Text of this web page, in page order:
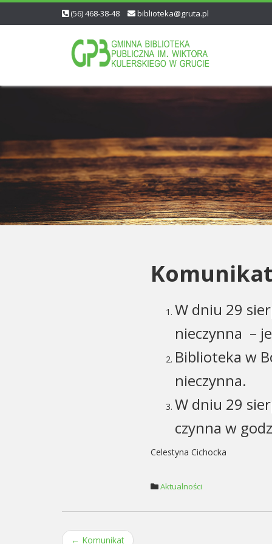
(56) 468-38-48 biblioteka@gruta.pl
Komunikat
W dniu 29
nieczynna –
Biblioteka w
nieczynna.
W dniu 29
czynna w
Celestyna Cichocka
Aktualności
← Komunikat